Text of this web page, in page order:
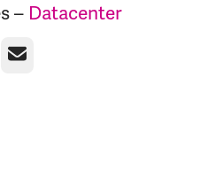
– Datacenter
E-post